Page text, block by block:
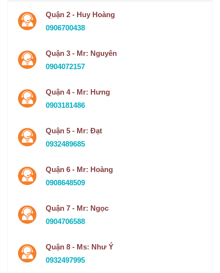
Quận 2 - Huy Hoàng
0906700438
Quận 3 - Mr: Nguyên
0904072157
Quận 4 - Mr: Hưng
0903181486
Quận 5 - Mr: Đạt
0932489685
Quận 6 - Mr: Hoàng
0908648509
Quận 7 - Mr: Ngọc
0904706588
Quận 8 - Ms: Như Ý
0932497995